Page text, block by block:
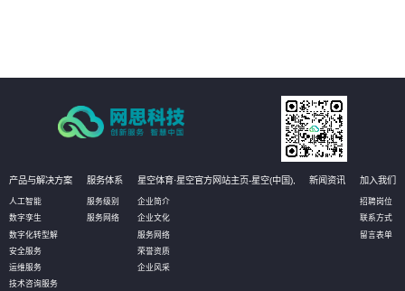
产品与解决方案
人工智能
数字孪生
数字化转型解
安全服务
运维服务
技术咨询服务
服务体系
服务级别
服务网络
星空体育·星空官方网站主页-星空(中国),
企业简介
企业文化
服务网络
荣誉资质
企业风采
新闻资讯 加入我们
招聘岗位
联系方式
留言表单